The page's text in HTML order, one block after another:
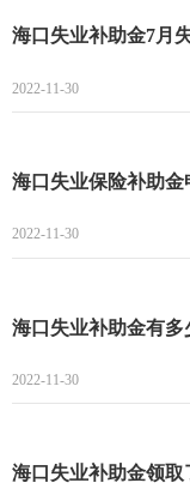
海口失业补助金7月
2022-11-30
2022-11-30
海口失业补助金有
2022-11-30